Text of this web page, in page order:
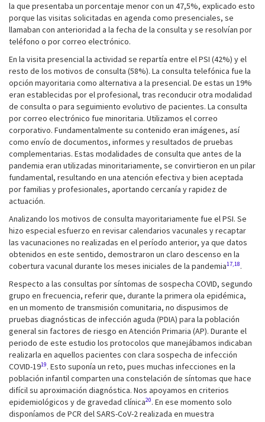
la que presentaba un porcentaje menor con un 47,5%, explicado esto
porque las visitas solicitadas en agenda como presenciales, se
llamaban con anterioridad a la fecha de la consulta y se resolvían por
teléfono o por correo electrónico.
En la visita presencial la actividad se repartía entre el PSI (42%) y el
resto de los motivos de consulta (58%). La consulta telefónica fue la
opción mayoritaria como alternativa a la presencial. De estas un 19%
eran establecidas por el profesional, tras reconducir otra modalidad
de consulta o para seguimiento evolutivo de pacientes. La consulta
por correo electrónico fue minoritaria. Utilizamos el correo
corporativo. Fundamentalmente su contenido eran imágenes, así
como envío de documentos, informes y resultados de pruebas
complementarias. Estas modalidades de consulta que antes de la
pandemia eran utilizadas minoritariamente, se convirtieron en un pilar
fundamental, resultando en una atención efectiva y bien aceptada
por familias y profesionales, aportando cercanía y rapidez de
actuación.
Analizando los motivos de consulta mayoritariamente fue el PSI. Se
hizo especial esfuerzo en revisar calendarios vacunales y recaptar
las vacunaciones no realizadas en el período anterior, ya que datos
obtenidos en este sentido, demostraron un claro descenso en la
cobertura vacunal durante los meses iniciales de la pandemia17,18.
Respecto a las consultas por síntomas de sospecha COVID, segundo
grupo en frecuencia, referir que, durante la primera ola epidémica,
en un momento de transmisión comunitaria, no dispusimos de
pruebas diagnósticas de infección aguda (PDIA) para la población
general sin factores de riesgo en Atención Primaria (AP). Durante el
periodo de este estudio los protocolos que manejábamos indicaban
realizarla en aquellos pacientes con clara sospecha de infección
COVID-1919. Esto suponía un reto, pues muchas infecciones en la
población infantil comparten una constelación de síntomas que hace
difícil su aproximación diagnóstica. Nos apoyamos en criterios
epidemiológicos y de gravedad clínica20. En ese momento solo
disponíamos de PCR del SARS-CoV-2 realizada en muestra